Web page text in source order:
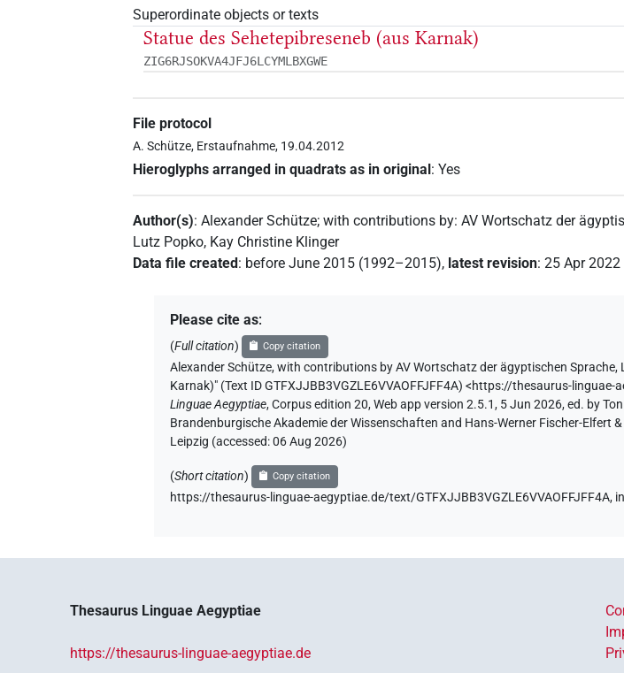
Superordinate objects or texts
Statue des Sehetepibreseneb (aus Karnak)
ZIG6RJSOKVA4JFJ6LCYMLBXGWE
File protocol
A. Schütze, Erstaufnahme, 19.04.2012
Hieroglyphs arranged in quadrats as in original:Yes
Author(s):Alexander Schütze;with contributions by:AV Wortschatz der
Lutz Popko, Kay Christine Klinger
Data file created: before June 2015 (1992–2015), latest revision:25 Apr 2022
Please cite as:
(Full citation) Copy citation
Alexander Schütze,with contributions by AV Wortschatz der ägyptischen Sprache,
Karnak)" (Text ID GTFXJJBB3VGZLE6VVAOFFJFF4A)<https://thesaurus-linguae-
Linguae Aegyptiae,Corpus edition 20, Web app version 2.5.1, 5 Jun 2026, ed. by
Brandenburgische Akademie der Wissenschaften and Hans-Werner Fischer-Elfert
Leipzig (accessed:06 Aug 2026)
(Short citation) Copy citation
https://thesaurus-linguae-aegyptiae.de/text/GTFXJJBB3VGZLE6VVAOFFJFF4A, in
Thesaurus Linguae Aegyptiae
https://thesaurus-linguae-aegyptiae.de